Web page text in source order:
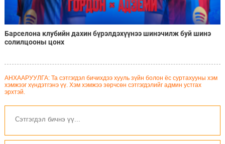
Барселона клубийн дахин бүрэлдэхүүнээ шинэчилж буй шинэ
солилцооны цонх
АНХААРУУЛГА: Та сэтгэгдэл бичихдээ хууль зүйн болон ёс суртахууны хэм
хэмжээг хүндэтгэнэ үү. Хэм хэмжээ зөрчсөн сэтгэгдэлийг админ устгах
эрхтэй.